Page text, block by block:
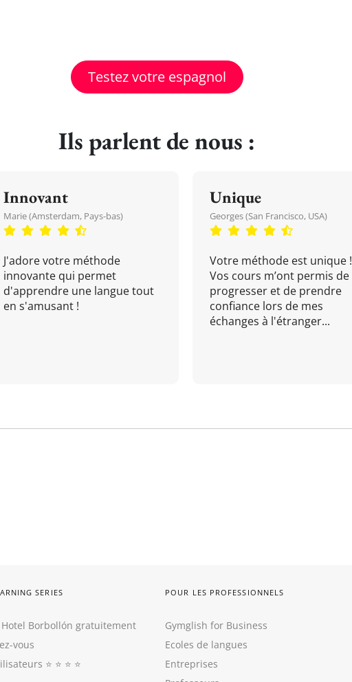
Testez votre espagnol
Ils parlent de nous :
Innovant
Marie (Amsterdam, Pays-bas)
J'adore votre méthode
innovante qui permet
d'apprendre une langue tout
en s'amusant !
Unique
Georges (San Francisco, USA)
Votre méthode est unique !
Vos cours m’ont permis de
progresser et de prendre
confiance lors de mes
échanges à l'étranger...
SERIES
Hotel Borbollón gratuitement
vous
⭐️ ⭐️ ⭐️ ⭐️
POUR LES PROFESSIONNELS
Gymglish for Business
Ecoles de langues
Entreprises